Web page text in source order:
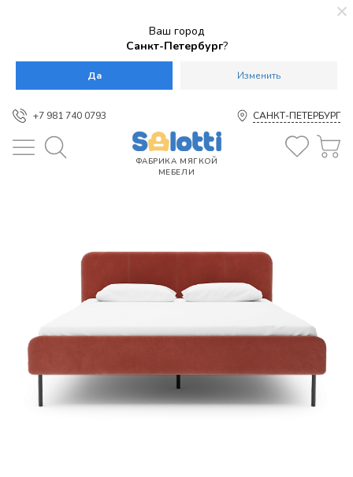
Ваш город
Санкт-Петербург?
Да Изменить
+7 981 740 0793 САНКТ-ПЕТЕРБУРГ
ФАБРИКА МЯГКОЙ
МЕБЕЛИ